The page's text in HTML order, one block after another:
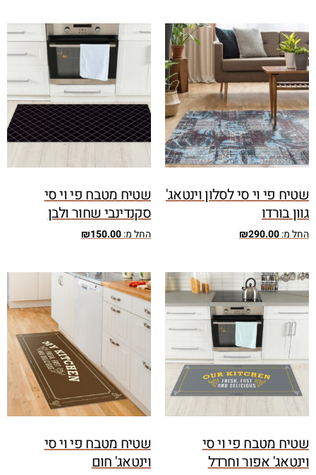
שטיח פי וי סי לסלון וינטאג'
גוון בורדו
החל מ: ₪290.00
שטיח מטבח פי וי סי
סקנדינבי שחור ולבן
החל מ: ₪150.00
שטיח מטבח פי וי סי
וינטאג' אפור וחרדל
שטיח מטבח פי וי סי
וינטאג' חום